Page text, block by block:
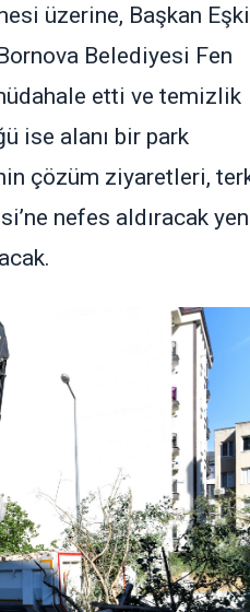
üzerine, Başkan Eşki
Belediyesi Fen
etti ve temizlik
ise alanı bir park
çözüm ziyaretleri,
nefes aldıracak